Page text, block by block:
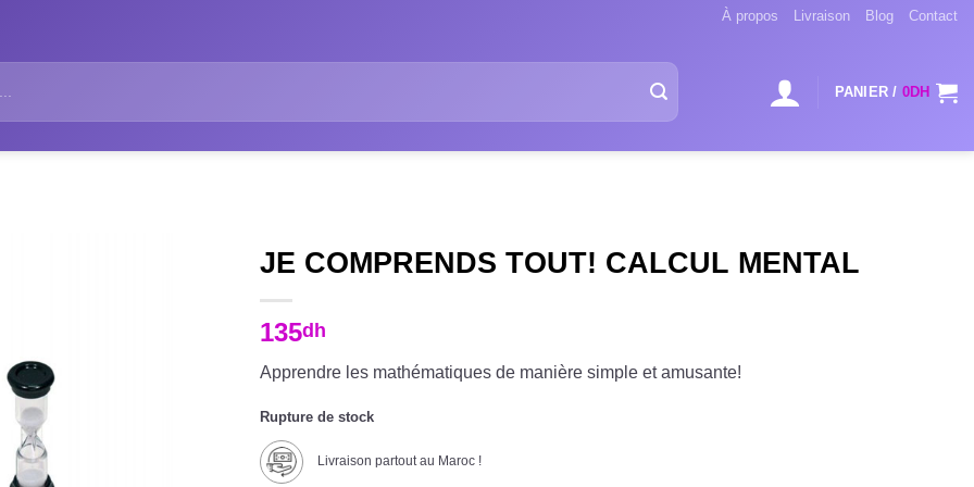
À propos Livraison Blog Contact
PANIER / 0DH
JE COMPRENDS TOUT! CALCUL MENTAL
135dh
Apprendre les mathématiques de manière simple et amusante!
Rupture de stock
Livraison partout au Maroc !